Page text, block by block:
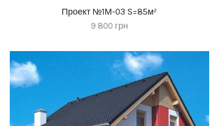
Проект №1М-03 S=85м²
9 800 грн